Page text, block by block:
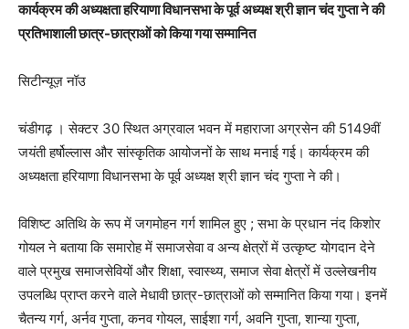
कार्यक्रम की अध्यक्षता हरियाणा विधानसभा के पूर्व अध्यक्ष श्री ज्ञान चंद गुप्ता ने की
प्रतिभाशाली छात्र-छात्राओं को किया गया सम्मानित
सिटीन्यूज़ नॉउ
चंडीगढ़ । सेक्टर 30 स्थित अग्रवाल भवन में महाराजा अग्रसेन की 5149वीं
जयंती हर्षोल्लास और सांस्कृतिक आयोजनों के साथ मनाई गई। कार्यक्रम की
अध्यक्षता हरियाणा विधानसभा के पूर्व अध्यक्ष श्री ज्ञान चंद गुप्ता ने की।
विशिष्ट अतिथि के रूप में जगमोहन गर्ग शामिल हुए ; सभा के प्रधान नंद किशोर
गोयल ने बताया कि समारोह में समाजसेवा व अन्य क्षेत्रों में उत्कृष्ट योगदान देने
वाले प्रमुख समाजसेवियों और शिक्षा, स्वास्थ्य, समाज सेवा क्षेत्रों में उल्लेखनीय
उपलब्धि प्राप्त करने वाले मेधावी छात्र-छात्राओं को सम्मानित किया गया। इनमें
चैतन्य गर्ग, अर्नव गुप्ता, कनव गोयल, साईशा गर्ग, अवनि गुप्ता, शान्या गुप्ता,